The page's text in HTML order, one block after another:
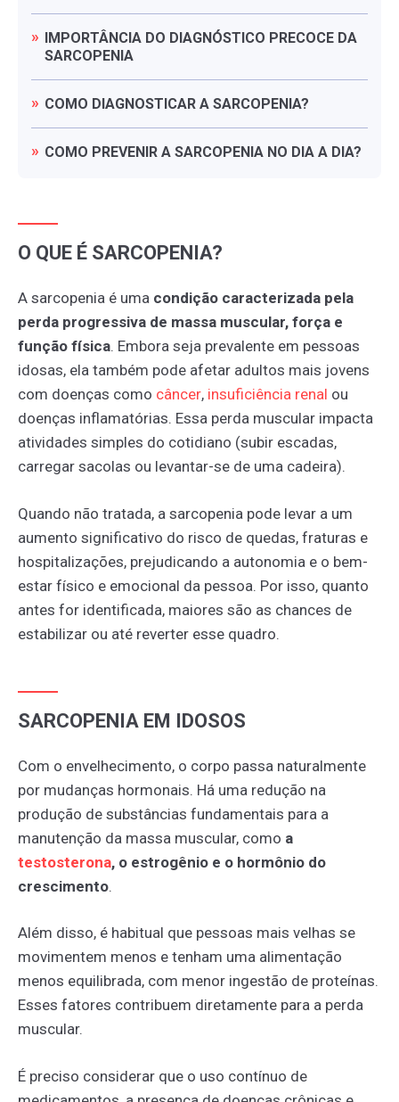
IMPORTÂNCIA DO DIAGNÓSTICO PRECOCE DA
SARCOPENIA
COMO DIAGNOSTICAR A SARCOPENIA?
COMO PREVENIR A SARCOPENIA NO DIA A DIA?
O QUE É SARCOPENIA?
A sarcopenia é uma condição caracterizada pela
perda progressiva de massa muscular, força e
função física. Embora seja prevalente em pessoas
idosas, ela também pode afetar adultos mais jovens
com doenças como câncer, insuficiência renal ou
doenças inflamatórias. Essa perda muscular impacta
atividades simples do cotidiano (subir escadas,
carregar sacolas ou levantar-se de uma cadeira).
Quando não tratada, a sarcopenia pode levar a um
aumento significativo do risco de quedas, fraturas e
hospitalizações, prejudicando a autonomia e o bem-
estar físico e emocional da pessoa. Por isso, quanto
antes for identificada, maiores são as chances de
estabilizar ou até reverter esse quadro.
SARCOPENIA EM IDOSOS
Com o envelhecimento, o corpo passa naturalmente
por mudanças hormonais. Há uma redução na
produção de substâncias fundamentais para a
manutenção da massa muscular, como a
testosterona, o estrogênio e o hormônio do
crescimento.
Além disso, é habitual que pessoas mais velhas se
movimentem menos e tenham uma alimentação
menos equilibrada, com menor ingestão de proteínas.
Esses fatores contribuem diretamente para a perda
muscular.
É preciso considerar que o uso contínuo de